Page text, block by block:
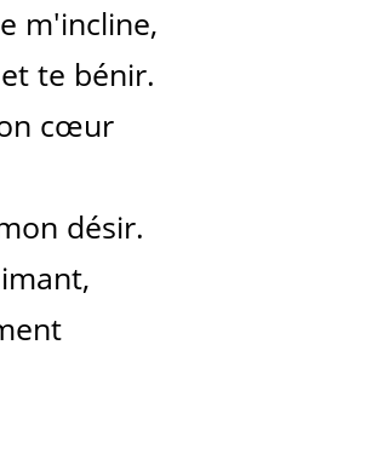
m'incline,
te bénir.
cœur
désir.